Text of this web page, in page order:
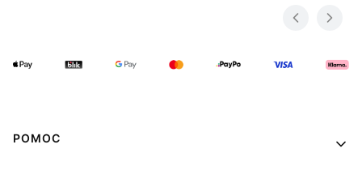
Linki w stopce
POMOC